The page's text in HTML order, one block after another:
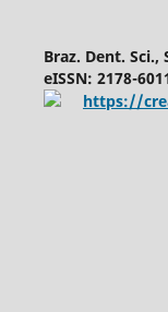
Braz. Dent. Sci.,
eISSN: 2178-
https://